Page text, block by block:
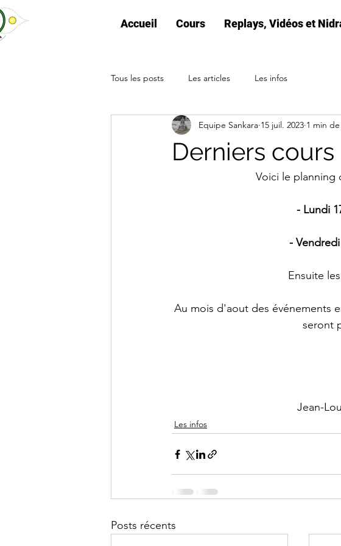
Accueil Cours Replays, Vidéos et
Tous les posts Les articles Les infos
Derniers
Equipe Sankara 15 juil. 2023 1 min
Voici le planning
- Lundi
-
Ensuite
Au mois d'aout des événements
seront
Jean-
Les infos
Posts récents